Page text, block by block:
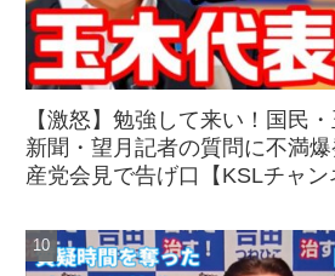
【激怒】勉強して来い！国民
新聞・望月記者の質問に不満
産党会見で告げ口【KSLチャン